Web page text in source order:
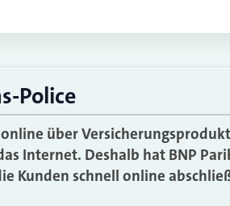
Police
über
Internet. Deshalb hat BNP
Kunden schnell online